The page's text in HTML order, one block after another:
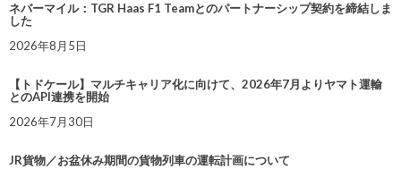
ネバーマイル：TGR Haas F1 Teamとのパートナーシップ契約を締結しま
した
2026年8月5日
【トドケール】マルチキャリア化に向けて、2026年7月よりヤマト運輸
とのAPI連携を開始
2026年7月30日
JR貨物／お盆休み期間の貨物列車の運転計画について